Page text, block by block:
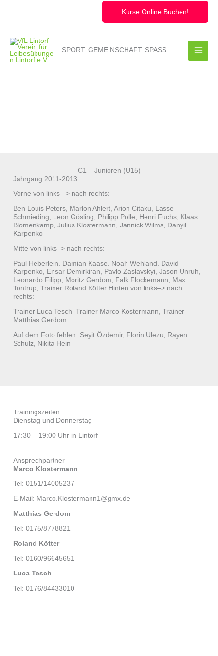
Kurse Online Buchen!
SPORT. GEMEINSCHAFT. SPASS.
C1 – Junioren (U15)
Jahrgang 2011-2013
Vorne von links –> nach rechts:
Ben Louis Peters, Marlon Ahlert, Arion Citaku, Lasse
Schmieding, Leon Gösling, Philipp Polle, Henri Fuchs, Klaas
Blomenkamp, Julius Klostermann, Jannick Wilms, Danyil
Karpenko
Mitte von links–> nach rechts:
Paul Heberlein, Damian Kaase, Noah Wehland, David
Karpenko, Ensar Demirkiran, Pavlo Zaslavskyi, Jason Unruh,
Leonardo Filipp, Moritz Gerdom, Falk Flockemann, Max
Tontrup, Trainer Roland Kötter Hinten von links–> nach
rechts:
Trainer Luca Tesch, Trainer Marco Kostermann, Trainer
Matthias Gerdom
Auf dem Foto fehlen: Seyit Özdemir, Florin Ulezu, Rayen
Schulz, Nikita Hein
Trainingszeiten
Dienstag und Donnerstag
17:30 – 19:00 Uhr in Lintorf
Ansprechpartner
Marco Klostermann
Tel: 0151/14005237
E-Mail: Marco.Klostermann1@gmx.de
Matthias Gerdom
Tel: 0175/8778821
Roland Kötter
Tel: 0160/96645651
Luca Tesch
Tel: 0176/84433010